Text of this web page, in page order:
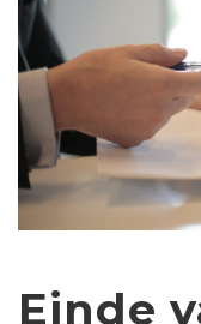
Einde